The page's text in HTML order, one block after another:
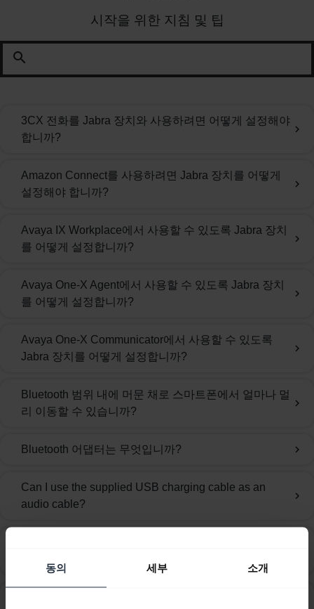
동의 세부 소개
시작을 위한 지침 및 팁
search
3CX 전화를 Jabra 장치와 사용하려면 어떻게 설정해야
합니까?
chevron_right
Amazon Connect를 사용하려면 Jabra 장치를 어떻게
설정해야 합니까?
chevron_right
Avaya IX Workplace에서 사용할 수 있도록 Jabra 장치
를 어떻게 설정합니까?
chevron_right
Avaya One-X Agent에서 사용할 수 있도록 Jabra 장치
를 어떻게 설정합니까?
chevron_right
Avaya One-X Communicator에서 사용할 수 있도록
Jabra 장치를 어떻게 설정합니까?
chevron_right
Bluetooth 범위 내에 머문 채로 스마트폰에서 얼마나 멀
리 이동할 수 있습니까?
chevron_right
Bluetooth 어댑터는 무엇입니까? chevron_right
Can I use the supplied USB charging cable as an
audio cable?
chevron_right